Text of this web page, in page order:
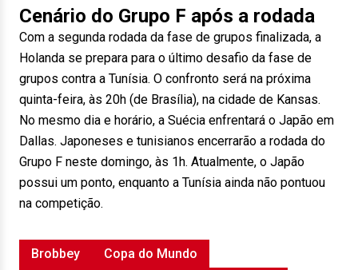
Cenário do Grupo F após a rodada
Com a segunda rodada da fase de grupos finalizada, a
Holanda se prepara para o último desafio da fase de
grupos contra a Tunísia. O confronto será na próxima
quinta-feira, às 20h (de Brasília), na cidade de Kansas.
No mesmo dia e horário, a Suécia enfrentará o Japão em
Dallas. Japoneses e tunisianos encerrarão a rodada do
Grupo F neste domingo, às 1h. Atualmente, o Japão
possui um ponto, enquanto a Tunísia ainda não pontuou
na competição.
Brobbey
Copa do Mundo